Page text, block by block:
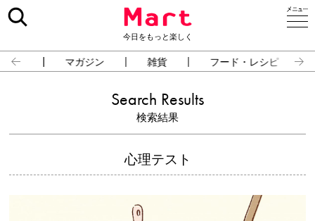
今日をもっと楽しく
占い マガジン 雑貨 フード・レシピ
Search Results
検索結果
心理テスト